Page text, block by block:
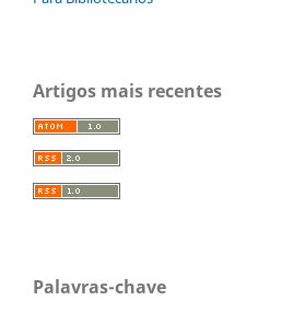
Artigos mais recentes
Palavras-chave